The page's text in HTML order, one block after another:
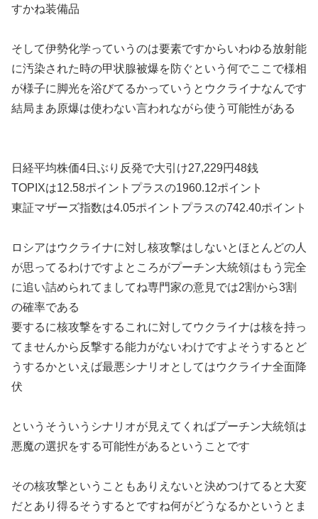
すかね装備品
そして伊勢化学っていうのは要素ですからいわゆる放射能
に汚染された時の甲状腺被爆を防ぐという何でここで様相
が様子に脚光を浴びてるかっていうとウクライナなんです
結局まあ原爆は使わない言われながら使う可能性がある
日経平均株価4日ぶり反発で大引け27,229円48銭
TOPIXは12.58ポイントプラスの1960.12ポイント
東証マザーズ指数は4.05ポイントプラスの742.40ポイント
ロシアはウクライナに対し核攻撃はしないとほとんどの人
が思ってるわけですよところがプーチン大統領はもう完全
に追い詰められてましてね専門家の意見では2割から3割
の確率である
要するに核攻撃をするこれに対してウクライナは核を持っ
てませんから反撃する能力がないわけですよそうするとど
うするかといえば最悪シナリオとしてはウクライナ全面降
伏
というそういうシナリオが見えてくればプーチン大統領は
悪魔の選択をする可能性があるということです
その核攻撃ということもありえないと決めつけてると大変
だとあり得るそうするとですね何がどうなるかというとま